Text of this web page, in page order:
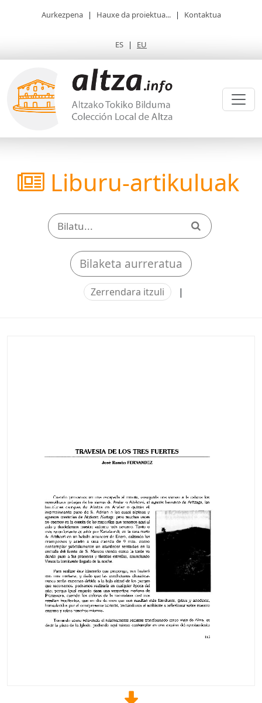
Aurkezpena | Hauxe da proiektua... | Kontaktua
ES | EU
Liburu-artikuluak
Bilaketa aurreratua
Zerrendara itzuli |